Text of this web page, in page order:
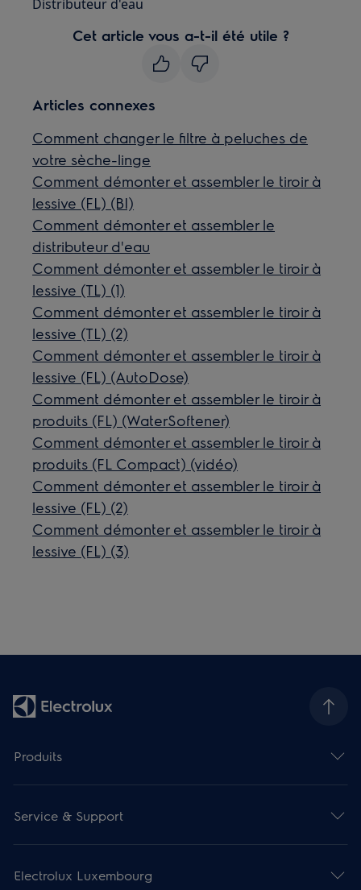
Distributeur d'eau
Cet article vous a-t-il été utile ?
Articles connexes
Comment changer le filtre à peluches de
votre sèche-linge
Comment démonter et assembler le tiroir à
lessive (FL) (BI)
Comment démonter et assembler le
distributeur d'eau
Comment démonter et assembler le tiroir à
lessive (TL) (1)
Comment démonter et assembler le tiroir à
lessive (TL) (2)
Comment démonter et assembler le tiroir à
lessive (FL) (AutoDose)
Comment démonter et assembler le tiroir à
produits (FL) (WaterSoftener)
Comment démonter et assembler le tiroir à
produits (FL Compact) (vidéo)
Comment démonter et assembler le tiroir à
lessive (FL) (2)
Comment démonter et assembler le tiroir à
lessive (FL) (3)
Produits
Service & Support
Electrolux Luxembourg